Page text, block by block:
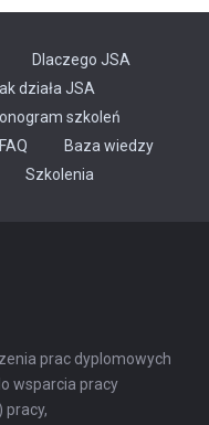
Dlaczego JSA
działa JSA
szkoleń
FAQ
Baza wiedzy
Szkolenia
prac dyplomowych
wsparcia pracy
pracy,